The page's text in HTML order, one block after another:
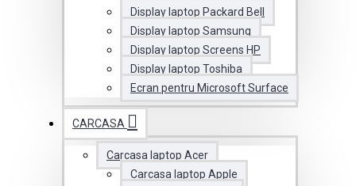
Display laptop Packard Bell
Display laptop Samsung
Display laptop Screens HP
Display laptop Toshiba
Ecran pentru Microsoft Surface
CARCASA
Carcasa laptop Acer
Carcasa laptop Apple